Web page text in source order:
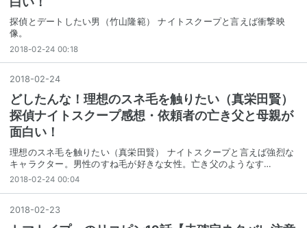
探偵とデートしたい男（竹山隆範） ナイトスクープと言えば衝撃映
像。
2018-02-24 00:18
2018-02-24
どしたんな！理想のスネ毛を触りたい（真栄田賢）
探偵ナイトスクープ感想・依頼者の亡き父と母親が
面白い！
理想のスネ毛を触りたい（真栄田賢） ナイトスクープと言えば強烈な
キャラクター。男性のすね毛が好きな女性。亡き父のようなす…
2018-02-24 00:04
2018-02-23